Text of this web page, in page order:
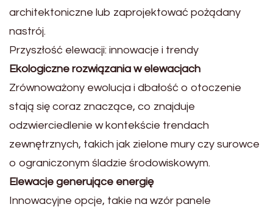
architektoniczne lub zaprojektować pożądany
nastrój.
Przyszłość elewacji: innowacje i trendy
Ekologiczne rozwiązania w elewacjach
Zrównoważony ewolucja i dbałość o otoczenie
stają się coraz znaczące, co znajduje
odzwierciedlenie w kontekście trendach
zewnętrznych, takich jak zielone mury czy surowce
o ograniczonym śladzie środowiskowym.
Elewacje generujące energię
Innowacyjne opcje, takie na wzór panele